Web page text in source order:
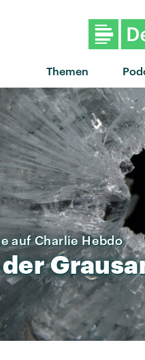
Themen
auf Charlie Hebdo
der